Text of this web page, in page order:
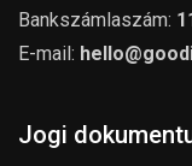
Bankszámlaszám:
E-mail:
Jogi